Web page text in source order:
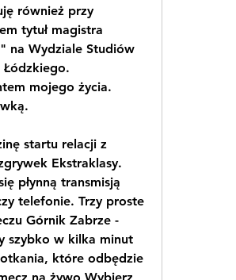
również przy
tytuł magistra
na Wydziale Studiów
mojego życia.
startu relacji z
Ekstraklasy.
płynną transmisją
telefonie. Trzy proste
Górnik Zabrze -
szybko w kilka minut
które odbędzie